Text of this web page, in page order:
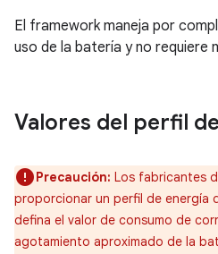
El framework maneja por
uso de la batería y no requiere
Valores del perfil
Precaución: Los fabricantes
proporcionar un perfil de energía
defina el valor de consumo de
agotamiento aproximado de la